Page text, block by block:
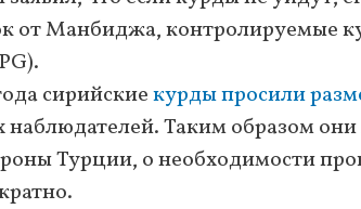
от Манбиджа, контролируемые
сирийскиекурды просили
Таким образом они
Турции, о необходимости